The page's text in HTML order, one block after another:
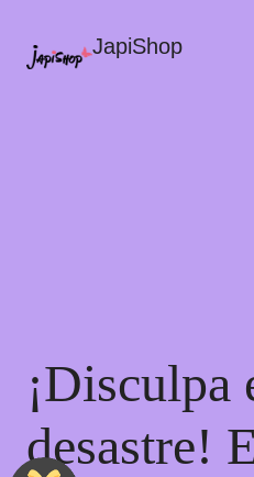
JapiShop
¡Disculpa
desastre!